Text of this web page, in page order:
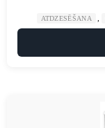
ATDZESĒŠANA